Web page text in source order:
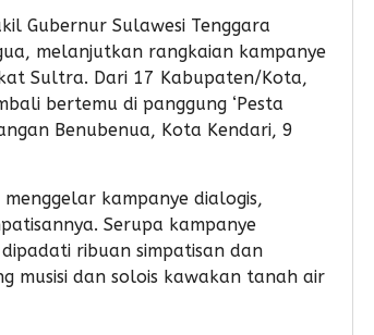
Gubernur Sulawesi Tenggara
melanjutkan rangkaian kampanye
Sultra. Dari 17 Kabupaten/Kota,
bertemu di panggung ‘Pesta
Benubenua, Kota Kendari, 9
kampanye dialogis,
Serupa kampanye
ribuan simpatisan dan
musisi dan solois kawakan tanah air